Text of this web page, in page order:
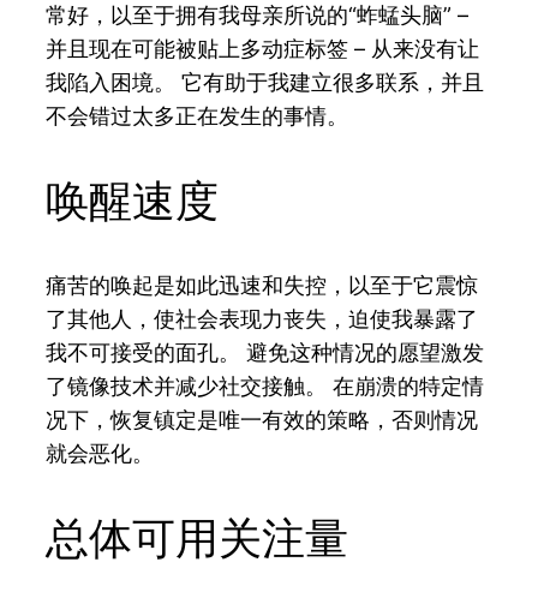
常好，以至于拥有我母亲所说的“蚱蜢头脑” –
并且现在可能被贴上多动症标签 – 从来没有让
我陷入困境。 它有助于我建立很多联系，并且
不会错过太多正在发生的事情。
唤醒速度
痛苦的唤起是如此迅速和失控，以至于它震惊
了其他人，使社会表现力丧失，迫使我暴露了
我不可接受的面孔。 避免这种情况的愿望激发
了镜像技术并减少社交接触。 在崩溃的特定情
况下，恢复镇定是唯一有效的策略，否则情况
就会恶化。
总体可用关注量